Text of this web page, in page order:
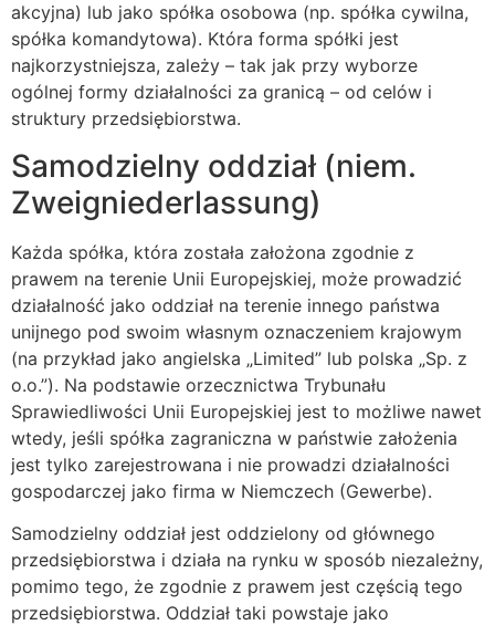
akcyjna) lub jako spółka osobowa (np. spółka cywilna,
spółka komandytowa). Która forma spółki jest
najkorzystniejsza, zależy – tak jak przy wyborze
ogólnej formy działalności za granicą – od celów i
struktury przedsiębiorstwa.
Samodzielny oddział (niem.
Zweigniederlassung)
Każda spółka, która została założona zgodnie z
prawem na terenie Unii Europejskiej, może prowadzić
działalność jako oddział na terenie innego państwa
unijnego pod swoim własnym oznaczeniem krajowym
(na przykład jako angielska „Limited” lub polska „Sp. z
o.o.”). Na podstawie orzecznictwa Trybunału
Sprawiedliwości Unii Europejskiej jest to możliwe nawet
wtedy, jeśli spółka zagraniczna w państwie założenia
jest tylko zarejestrowana i nie prowadzi działalności
gospodarczej jako firma w Niemczech (Gewerbe).
Samodzielny oddział jest oddzielony od głównego
przedsiębiorstwa i działa na rynku w sposób niezależny,
pomimo tego, że zgodnie z prawem jest częścią tego
przedsiębiorstwa. Oddział taki powstaje jako